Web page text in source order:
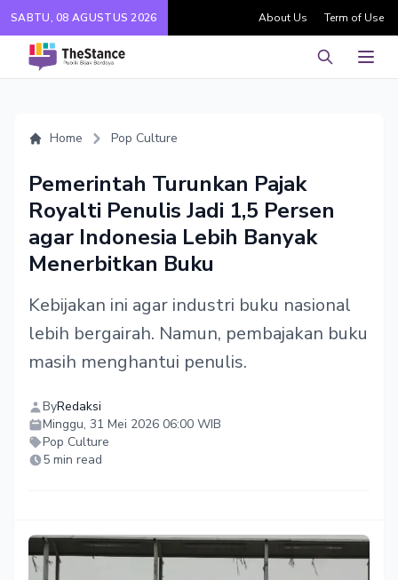
SABTU, 08 AGUSTUS 2026 About Us Term of Use
Pencarian
Home Pop Culture
Pemerintah Turunkan Pajak
Royalti Penulis Jadi 1,5 Persen
agar Indonesia Lebih Banyak
Menerbitkan Buku
Kebijakan ini agar industri buku nasional
lebih bergairah. Namun, pembajakan buku
masih menghantui penulis.
ByRedaksi
Minggu, 31 Mei 2026 06:00 WIB
Pop Culture
5 min read